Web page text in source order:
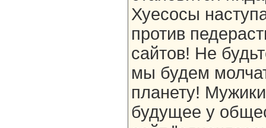
Хуесосы
против
сайтов! Не
мы будем
планету!
будущее у